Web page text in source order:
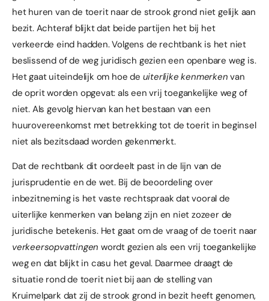
het huren van de toerit naar de strook grond niet gelijk aan
bezit. Achteraf blijkt dat beide partijen het bij het
verkeerde eind hadden. Volgens de rechtbank is het niet
beslissend of de weg juridisch gezien een openbare weg is.
Het gaat uiteindelijk om hoe de uiterlijke kenmerken van
de oprit worden opgevat: als een vrij toegankelijke weg of
niet. Als gevolg hiervan kan het bestaan van een
huurovereenkomst met betrekking tot de toerit in beginsel
niet als bezitsdaad worden gekenmerkt.
Dat de rechtbank dit oordeelt past in de lijn van de
jurisprudentie en de wet. Bij de beoordeling over
inbezitneming is het vaste rechtspraak dat vooral de
uiterlijke kenmerken van belang zijn en niet zozeer de
juridische betekenis. Het gaat om de vraag of de toerit naar
verkeersopvattingen wordt gezien als een vrij toegankelijke
weg en dat blijkt in casu het geval. Daarmee draagt de
situatie rond de toerit niet bij aan de stelling van
Kruimelpark dat zij de strook grond in bezit heeft genomen,